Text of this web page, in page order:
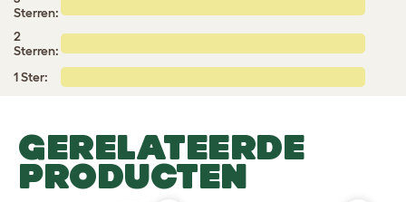
Sterren:
2
Sterren:
1 Ster:
GERELATEERDE
PRODUCTEN